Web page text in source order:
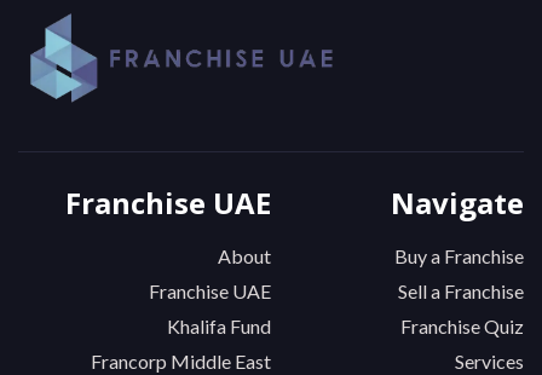
Navigate
Buy a Franchise
Sell a Franchise
Franchise Quiz
Services
Franchise UAE
About
Franchise UAE
Khalifa Fund
Francorp Middle East